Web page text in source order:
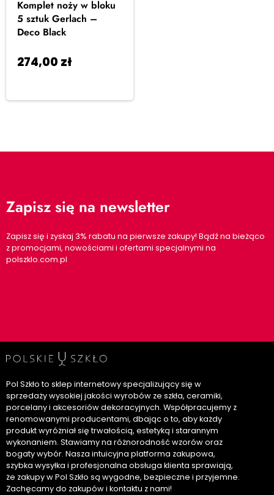
Komplet noży w bloku
5 sztuk Gerlach –
Deco Black
274,00 zł
Zapisz się na newsletter
Zapisz się i zyskaj 3% rabatu na pierwsze zakupy! Bądź na bieżąco
z promocjami, nowościami i ofertami specjalnymi na
polszklo.com.pl
Pol Szkło to sklep internetowy specjalizujący się w
sprzedaży wysokiej jakości wyrobów ze szkła, ceramiki,
porcelany i akcesoriów dekoracyjnych. Współpracujemy z
renomowanymi producentami, dbając o to, aby każdy
produkt wyróżniał się trwałością, estetyką i starannym
wykonaniem. Stawiamy na różnorodność wzorów oraz
bogaty wybór. Nasza intuicyjna platforma zakupowa,
szybka wysyłka i profesjonalna obsługa klienta sprawiają,
że zakupy w Pol Szkło są wygodne, bezpieczne i przyjemne.
Zachęcamy do zakupów i kontaktu z nami!